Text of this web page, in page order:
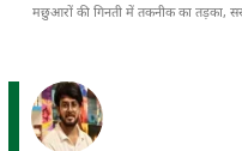
मछुआरों की गिनती में तकनीक का तड़का,